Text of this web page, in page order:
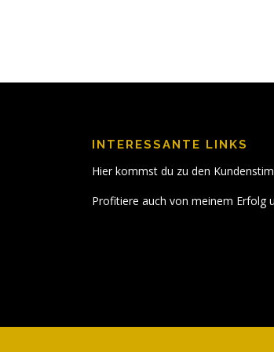
INTERESSANTE LINKS
Hier kommst du zu den
Profitiere auch von meinem Erfolg